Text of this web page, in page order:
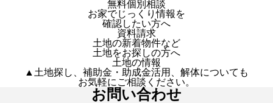
無料個別相談
お家でじっくり情報を
確認したい方へ
資料請求
土地の新着物件など
土地をお探しの方へ
土地の情報
▲土地探し、補助金・助成金活用、解体についても
お気軽にご相談ください。
お問い合わせ